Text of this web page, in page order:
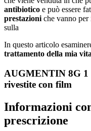
antibiotico e può essere
prestazioni che vanno per
sulla
In questo articolo
trattamento della mia vita
AUGMENTIN 8G 1
rivestite con film
Informazioni
prescrizione